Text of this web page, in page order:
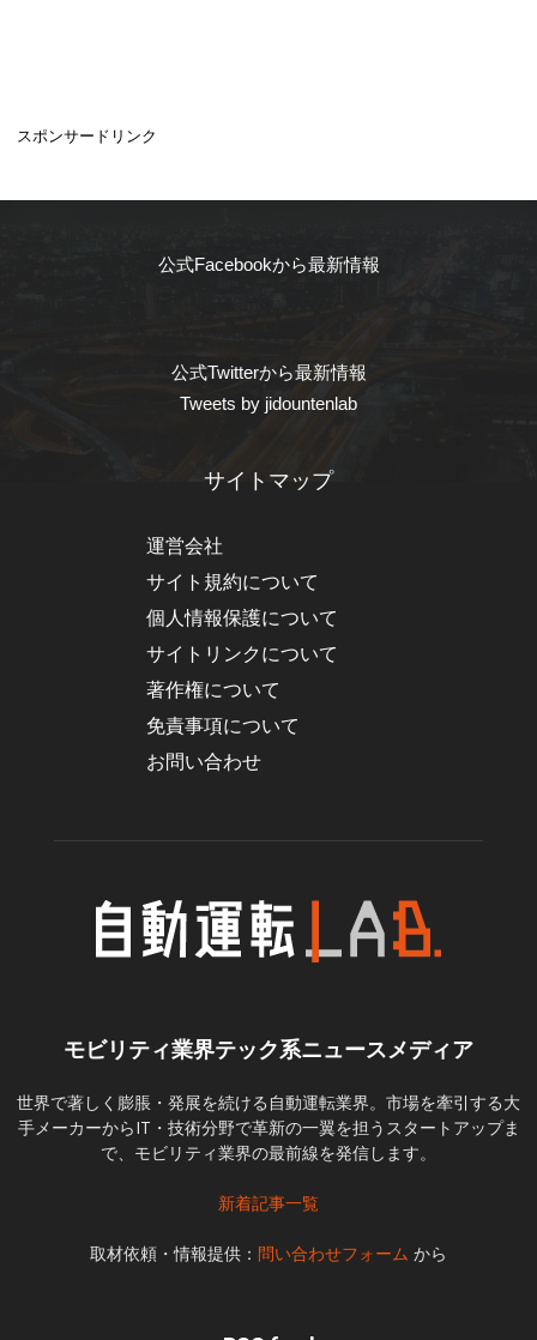
スポンサードリンク
公式Facebookから最新情報
公式Twitterから最新情報
Tweets by jidountenlab
サイトマップ
運営会社
サイト規約について
個人情報保護について
サイトリンクについて
著作権について
免責事項について
お問い合わせ
モビリティ業界テック系ニュースメディア
世界で著しく膨脹・発展を続ける自動運転業界。市場を牽引する大
手メーカーからIT・技術分野で革新の一翼を担うスタートアップま
で、モビリティ業界の最前線を発信します。
新着記事一覧
取材依頼・情報提供： 問い合わせフォーム から